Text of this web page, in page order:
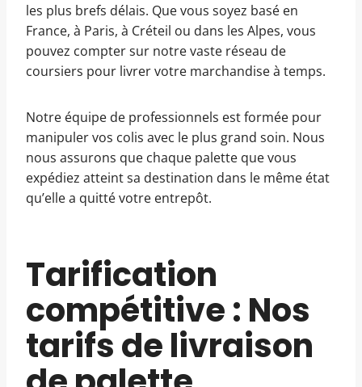
les plus brefs délais. Que vous soyez basé en
France, à Paris, à Créteil ou dans les Alpes, vous
pouvez compter sur notre vaste réseau de
coursiers pour livrer votre marchandise à temps.
Notre équipe de professionnels est formée pour
manipuler vos colis avec le plus grand soin. Nous
nous assurons que chaque palette que vous
expédiez atteint sa destination dans le même état
qu’elle a quitté votre entrepôt.
Tarification
compétitive : Nos
tarifs de livraison